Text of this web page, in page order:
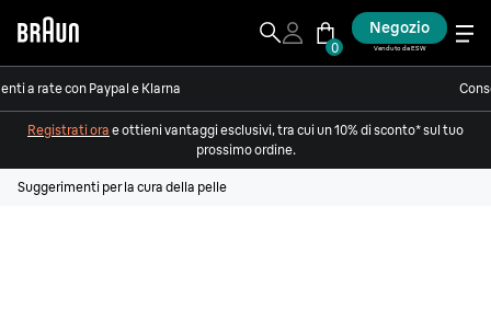
0
Negozio
Venduto da ESW
a rate con Paypal e Klarna
Registrati ora e ottieni vantaggi esclusivi, tra cui un 10% di sconto* sul tuo
prossimo ordine.
Suggerimenti per la cura della pelle